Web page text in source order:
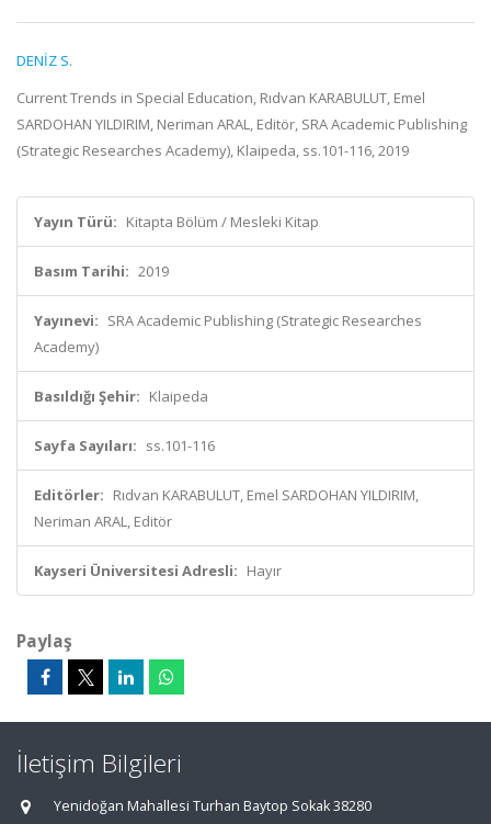
DENİZ S.
Current Trends in Special Education, Rıdvan KARABULUT, Emel
SARDOHAN YILDIRIM, Neriman ARAL, Editör, SRA Academic Publishing
(Strategic Researches Academy), Klaipeda, ss.101-116, 2019
Yayın Türü: Kitapta Bölüm / Mesleki Kitap
Basım Tarihi: 2019
Yayınevi: SRA Academic Publishing (Strategic Researches
Academy)
Basıldığı Şehir: Klaipeda
Sayfa Sayıları: ss.101-116
Editörler: Rıdvan KARABULUT, Emel SARDOHAN YILDIRIM,
Neriman ARAL, Editör
Kayseri Üniversitesi Adresli: Hayır
Paylaş
İletişim Bilgileri
Yenidoğan Mahallesi Turhan Baytop Sokak 38280